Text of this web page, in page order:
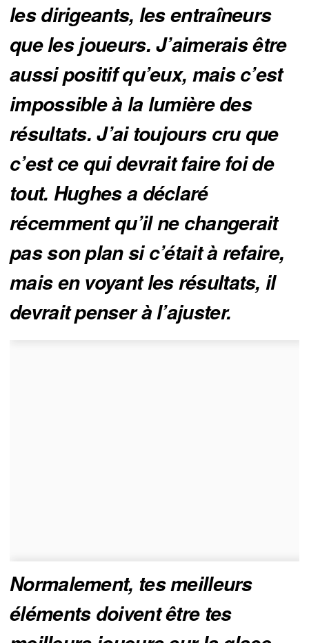
les dirigeants, les entraîneurs
que les joueurs. J’aimerais être
aussi positif qu’eux, mais c’est
impossible à la lumière des
résultats. J’ai toujours cru que
c’est ce qui devrait faire foi de
tout. Hughes a déclaré
récemment qu’il ne changerait
pas son plan si c’était à refaire,
mais en voyant les résultats, il
devrait penser à l’ajuster.
Normalement, tes meilleurs
éléments doivent être tes